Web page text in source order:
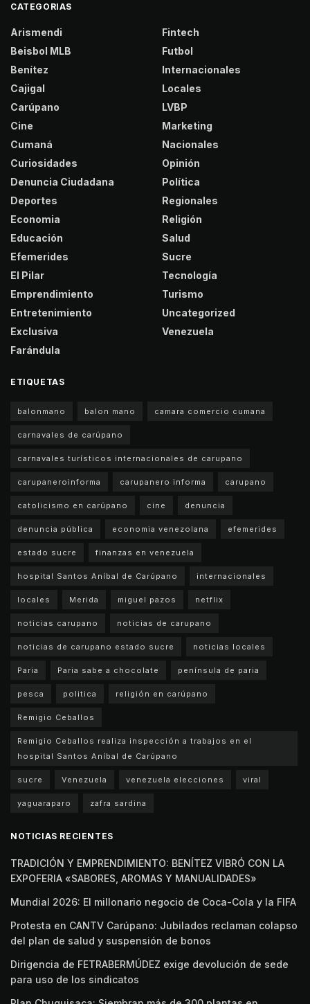
CATEGORIAS
Arismendi
Beisbol MLB
Benítez
Cajigal
Carúpano
Cine
Cumaná
Curiosidades
Denuncia Ciudadana
Deportes
Economia
Educación
Efemerides
El Pilar
Emprendimiento
Entretenimiento
Exclusiva
Farándula
Fintech
Futbol
Internacionales
Locales
LVBP
Marketing
Nacionales
Opinión
Política
Regionales
Religión
Salud
Sucre
Tecnología
Turismo
Uncategorized
Venezuela
ETIQUETAS
balonmano balon mano camara comercio cumana
carnavales de carúpano
carnavales turísticos internacionales de carupano
carupaneroinforma carupanero informa carupano
catolicismo en carúpano cine denuncia
denuncia pública economia venezolana efemerides
estado sucre finanzas en venezuela
hospital Santos Aníbal de Carúpano internacionales
locales Merida miguel pazos netflix
noticias carupano noticias de carupano
noticias de carupano estado sucre noticias locales
Paria Paria sabe a chocolate península de paria
pesca politica religión en carúpano
Remigio Ceballos
Remigio Ceballos realiza inspección a trabajos en el
hospital Santos Aníbal de Carúpano
sucre Venezuela venezuela elecciones viral
yaguaraparo zafra sardina
NOTICIAS RECIENTES
TRADICIÓN Y EMPRENDIMIENTO: BENÍTEZ VIBRÓ CON LA
EXPOFERIA «SABORES, AROMAS Y MANUALIDADES»
Mundial 2026: El millonario negocio de Coca-Cola y la FIFA
Protesta en CANTV Carúpano: Jubilados reclaman colapso
del plan de salud y suspensión de bonos
Dirigencia de FETRABERMÚDEZ exige devolución de sede
para uso de los sindicatos